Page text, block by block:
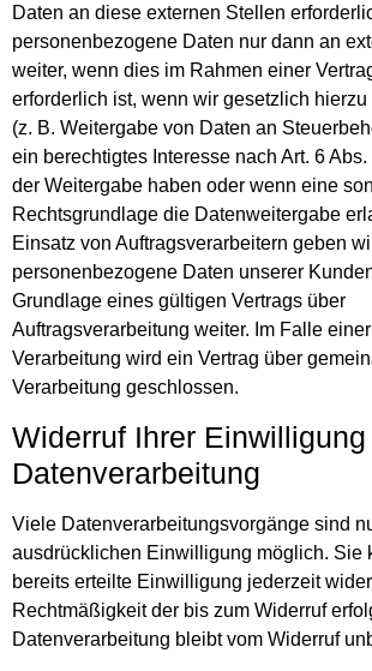
Daten an diese externen Stellen
personenbezogene Daten nur dann an
weiter, wenn dies im Rahmen einer
erforderlich ist, wenn wir gesetzlich hierzu
(z. B. Weitergabe von Daten an
ein berechtigtes Interesse nach Art. 6
der Weitergabe haben oder wenn eine
Rechtsgrundlage die Datenweitergabe
Einsatz von Auftragsverarbeitern geben
personenbezogene Daten unserer
Grundlage eines gültigen Vertrags über
Auftragsverarbeitung weiter. Im Falle
Verarbeitung wird ein Vertrag über
Verarbeitung geschlossen.
Widerruf Ihrer
Datenverarbeitung
Viele Datenverarbeitungsvorgänge sind
ausdrücklichen Einwilligung möglich. Sie
bereits erteilte Einwilligung jederzeit
Rechtmäßigkeit der bis zum Widerruf
Datenverarbeitung bleibt vom Widerruf